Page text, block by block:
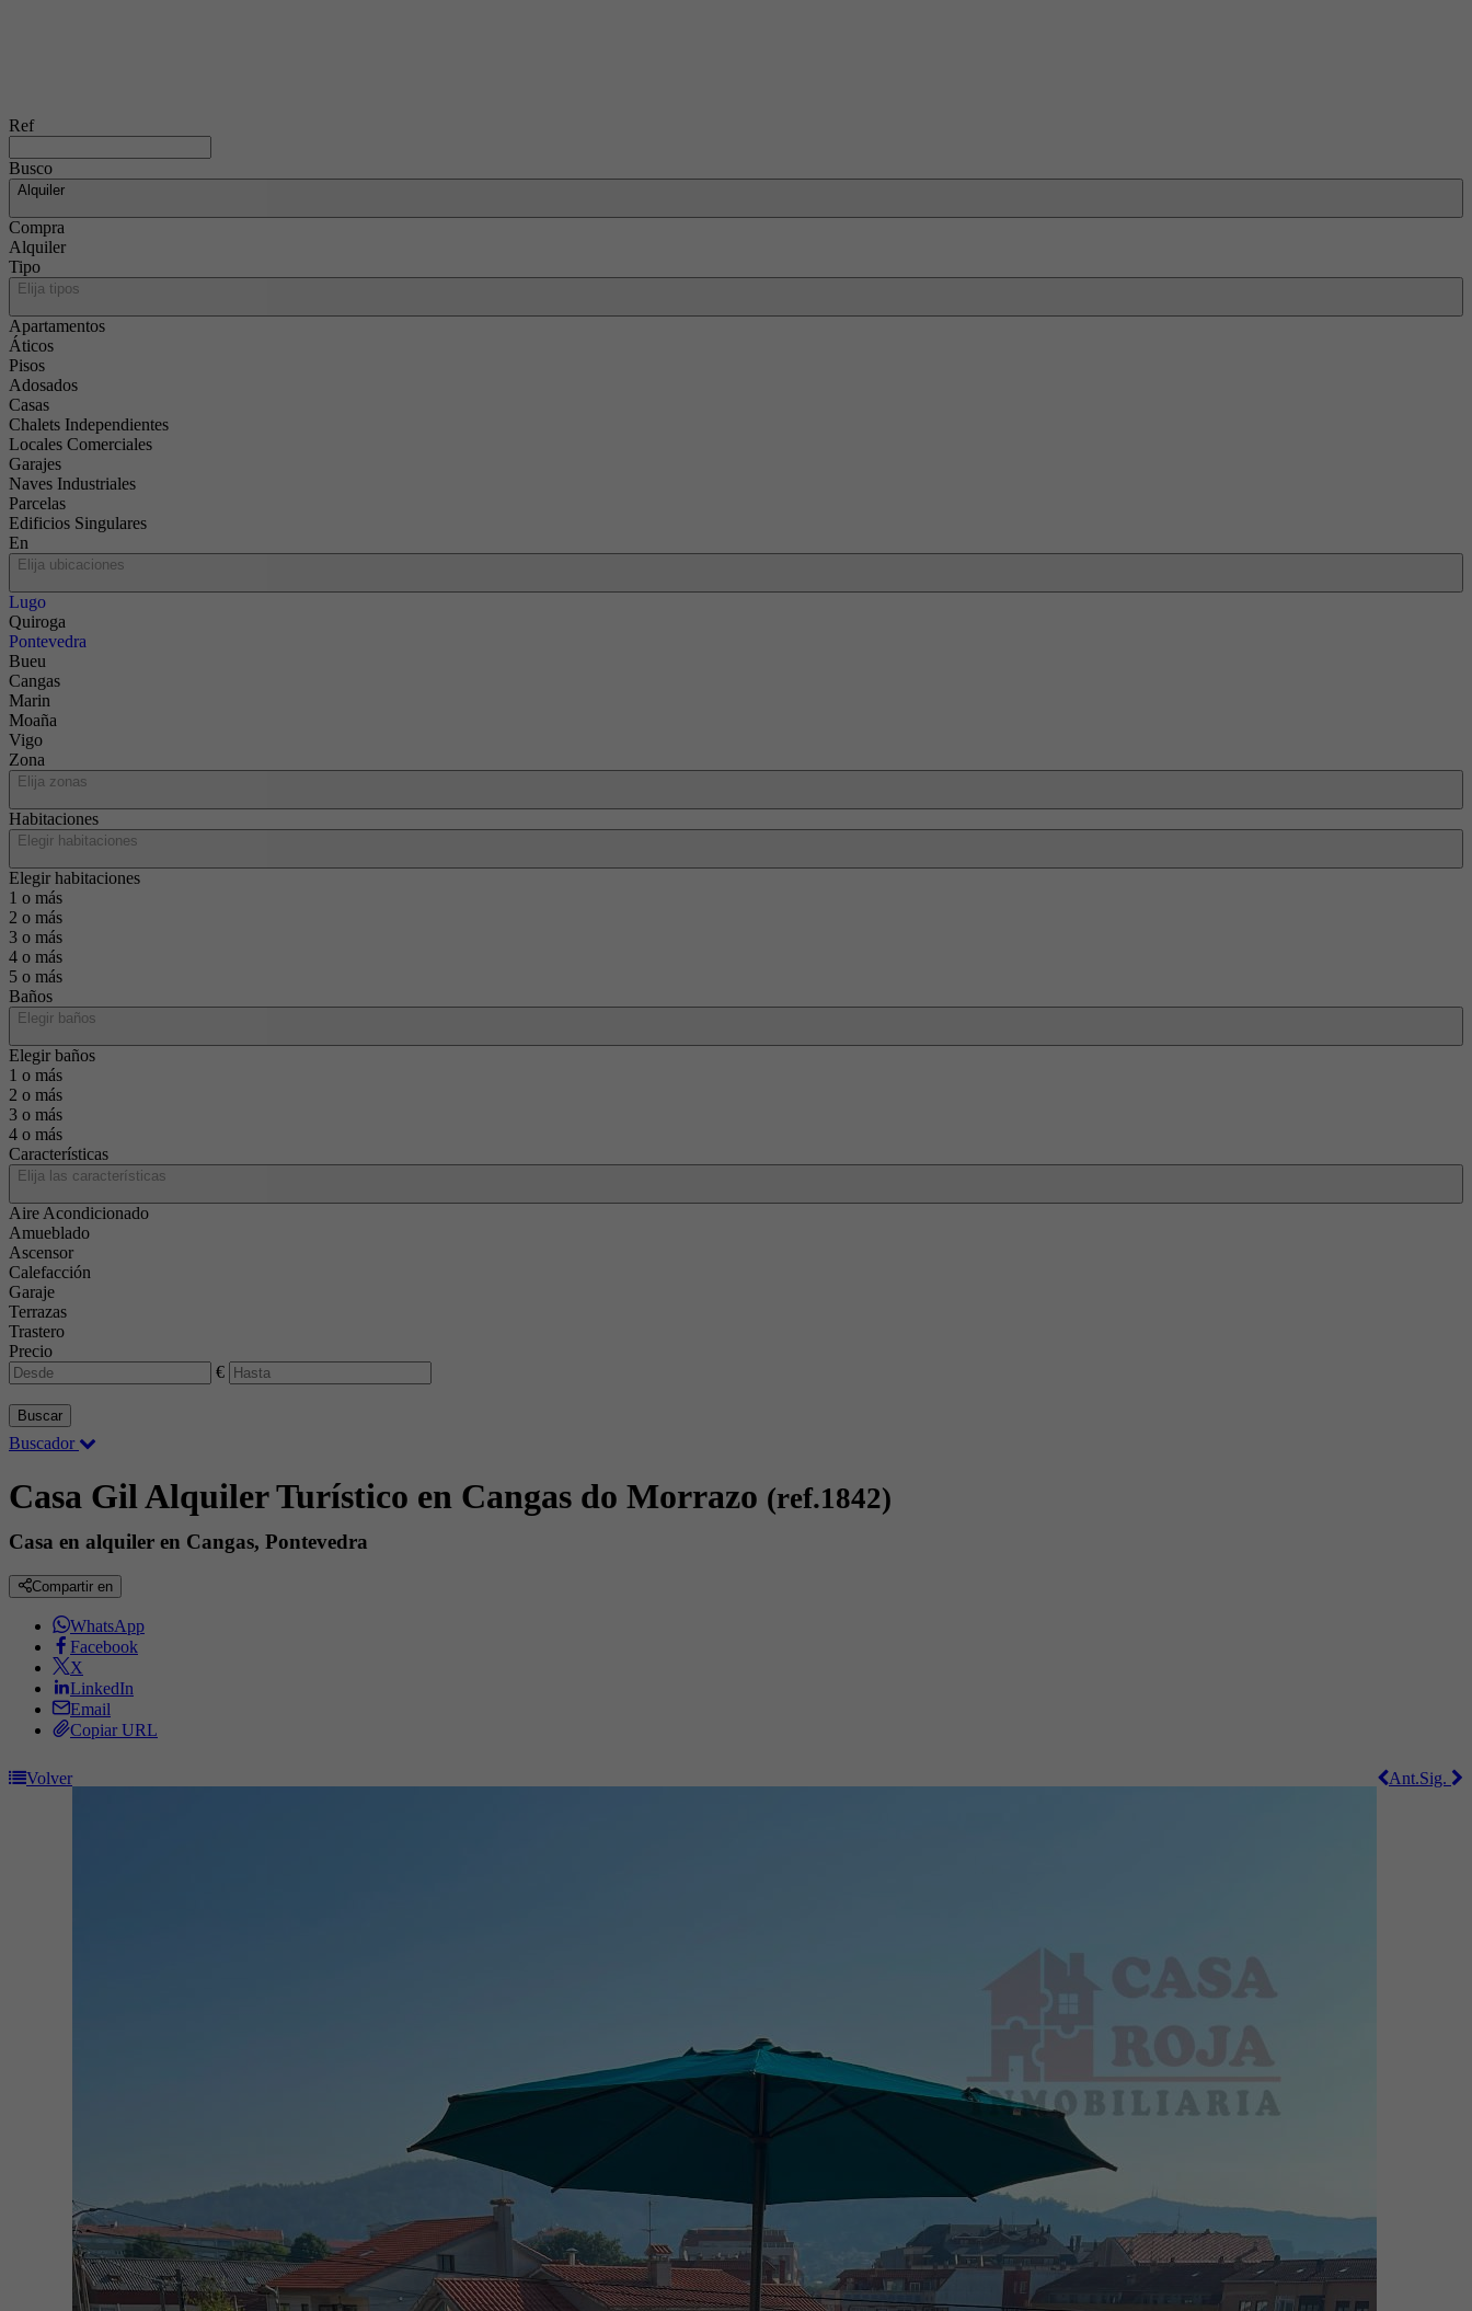
Ref
Busco
Alquiler
Compra
Alquiler
Tipo
Elija tipos
Apartamentos
Áticos
Pisos
Adosados
Casas
Chalets Independientes
Locales Comerciales
Garajes
Naves Industriales
Parcelas
Edificios Singulares
En
Elija ubicaciones
Lugo
Quiroga
Pontevedra
Bueu
Cangas
Marin
Moaña
Vigo
Zona
Elija zonas
Habitaciones
Elegir habitaciones
Elegir habitaciones
1 o más
2 o más
3 o más
4 o más
5 o más
Baños
Elegir baños
Elegir baños
1 o más
2 o más
3 o más
4 o más
Características
Elija las características
Aire Acondicionado
Amueblado
Ascensor
Calefacción
Garaje
Terrazas
Trastero
Precio
€
Buscar
Buscador
Casa Gil Alquiler Turístico en Cangas do Morrazo (ref.1842)
Casa en alquiler en Cangas, Pontevedra
Compartir en
WhatsApp
Facebook
X
LinkedIn
Email
Copiar URL
Volver Sig.
Ant.